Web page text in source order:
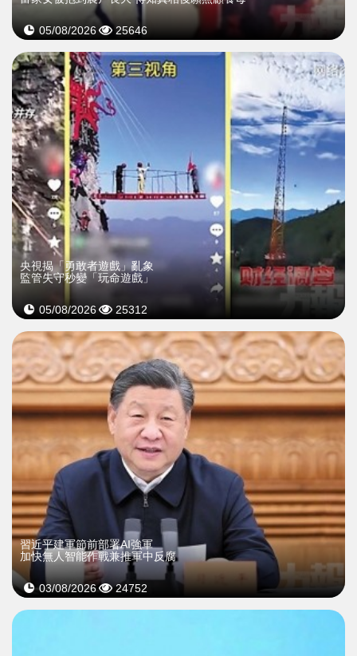
05/08/2026 25646
央視揭「勇敢者遊戲」亂象
監管失守秒變「玩命遊戲」
05/08/2026 25312
習近平建軍節前部署AI強軍
加快無人智能作戰兼推軍中反腐
03/08/2026 24752